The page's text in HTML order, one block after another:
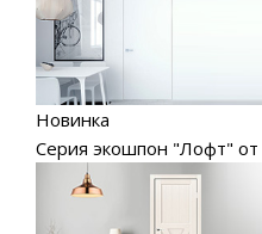
Новинка
Серия экошпон "Лофт" от